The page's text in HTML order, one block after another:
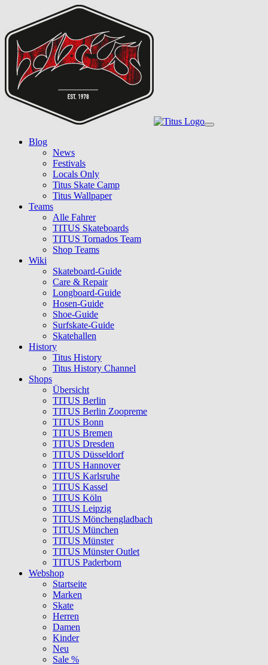
main
content
Toggle
Blog
News
Festivals
Locals Only
Titus Skate Camp
Titus Wallpaper
Teams
Alle Fahrer
TITUS Skateboards
TITUS Tornados Team
Shop Teams
Wiki
Skateboard-Guide
Care & Repair
Longboard-Guide
Hosen-Guide
Shoe-Guide
Surfskate-Guide
Skatehallen
History
Titus History
Titus History Channel
Shops
Übersicht
TITUS Berlin
TITUS Berlin Zoopreme
TITUS Bonn
TITUS Bremen
TITUS Dresden
TITUS Düsseldorf
TITUS Hannover
TITUS Karlsruhe
TITUS Kassel
TITUS Köln
TITUS Leipzig
TITUS Mönchengladbach
TITUS München
TITUS Münster
TITUS Münster Outlet
TITUS Paderborn
Webshop
Startseite
Marken
Skate
Herren
Damen
Kinder
Neu
Sale %